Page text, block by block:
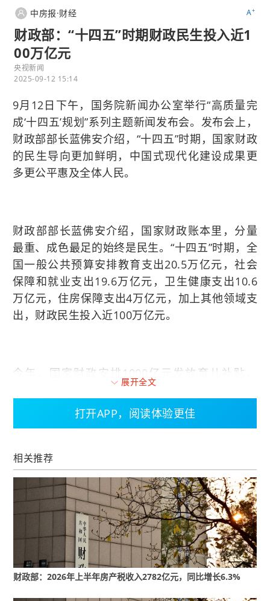
中房报·财经 A+
财政部：“十四五”时期财政民生投入近1
00万亿元
央视新闻
2025-09-12 15:14
9月12日下午，国务院新闻办公室举行“高质量完
成‘十四五’规划”系列主题新闻发布会。发布会上，
财政部部长蓝佛安介绍，“十四五”时期，国家财政
的民生导向更加鲜明，中国式现代化建设成果更
多更公平惠及全体人民。
财政部部长蓝佛安介绍，国家财政账本里，分量
最重、成色最足的始终是民生。“十四五”时期，全
国一般公共预算安排教育支出20.5万亿元，社会
保障和就业支出19.6万亿元，卫生健康支出10.6
万亿元，住房保障支出4万亿元，加上其他领域支
出，财政民生投入近100万亿元。
今年，国家财政安排1000亿元发放育儿补贴、
200亿元逐步推行免费学前教育，积极回应人民群
众关切。可以说，不论是繁华都市还是偏远乡
村，从咿呀学语的孩童到耄耋之年的老人，都能
标签：财政部
展开全文
打开APP，阅读体验更佳
相关推荐
财政部：2026年上半年房产税收入2782亿元，同比增长6.3%